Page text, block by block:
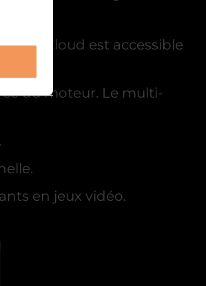
le Cloud est accessible
du moteur. Le multi-
en jeux vidéo.